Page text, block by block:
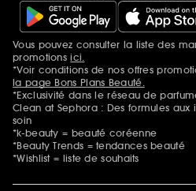
Mentions additionnelles
Vous pouvez consulter la liste des
promotionsici.
*Voir conditions de nos offres
la page Bons Plans Beauté.
*Exclusivité dans le réseau de
Clean at Sephora : Des formules
soin
*k-beauty = beauté coréenne
*Beauty Trends = tendances beauté
*Wishlist = liste de souhaits